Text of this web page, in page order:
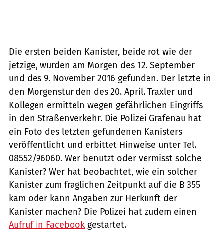
Die ersten beiden Kanister, beide rot wie der
jetzige, wurden am Morgen des 12. September
und des 9. November 2016 gefunden. Der letzte in
den Morgenstunden des 20. April. Traxler und
Kollegen ermitteln wegen gefährlichen Eingriffs
in den Straßenverkehr. Die Polizei Grafenau hat
ein Foto des letzten gefundenen Kanisters
veröffentlicht und erbittet Hinweise unter Tel.
08552/96060. Wer benutzt oder vermisst solche
Kanister? Wer hat beobachtet, wie ein solcher
Kanister zum fraglichen Zeitpunkt auf die B 355
kam oder kann Angaben zur Herkunft der
Kanister machen? Die Polizei hat zudem einen
Aufruf in Facebook gestartet.